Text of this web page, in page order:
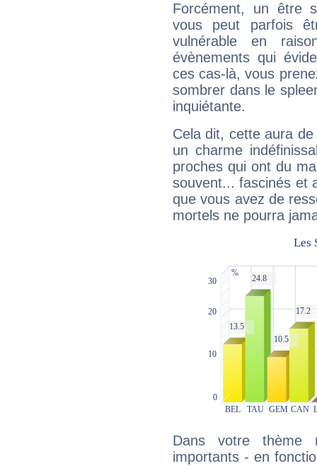
Forcément, un être
vous peut parfois
vulnérable en
évènements qui
ces cas-là, vous
sombrer dans le
inquiétante.
Cela dit, cette aura
un charme
proches qui ont du
souvent... fascinés et
que vous avez de
mortels ne pourra
Dans votre thème
importants - en